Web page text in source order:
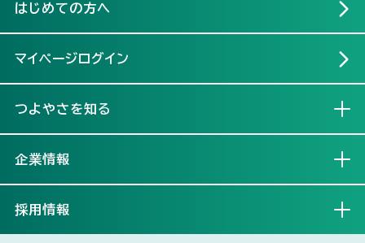
はじめての方へ
マイページログイン
つよやさを知る
企業情報
採用情報